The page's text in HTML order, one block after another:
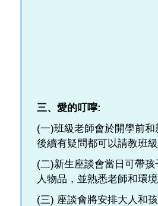
三、愛的叮嚀:
(一)班級老師會於開學前和
後續有疑問都可以請教班級
(二)新生座談會當日可帶
人物品，並熟悉老師和環境
(三) 座談會將安排大人和